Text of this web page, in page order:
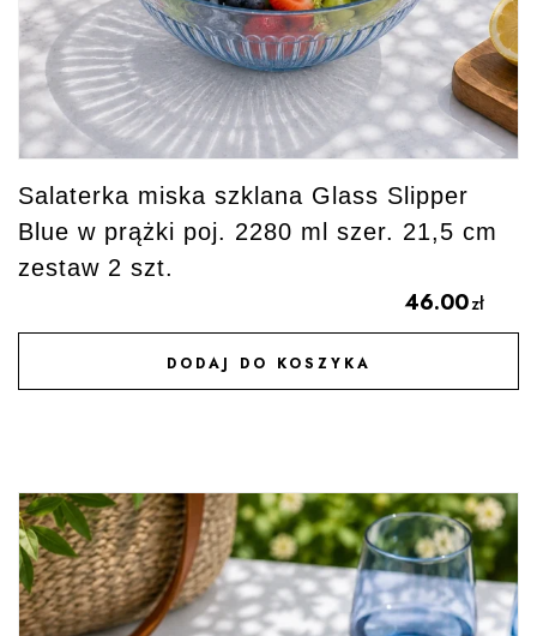
Salaterka miska szklana Glass Slipper
Blue w prążki poj. 2280 ml szer. 21,5 cm
zestaw 2 szt.
46.00zł
DODAJ DO KOSZYKA
DODAJ DO ULUBIONYCH